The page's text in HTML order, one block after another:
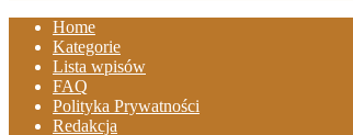
Home
Kategorie
Lista wpisów
FAQ
Polityka Prywatności
Redakcja